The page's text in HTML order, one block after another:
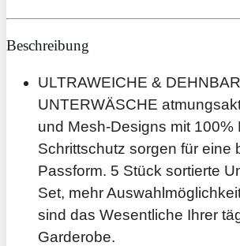
Beschreibung
ULTRAWEICHE &
UNTERWÄSCHE
und Mesh-Designs mit 100%
Schrittschutz sorgen für eine
Passform. 5 Stück sortierte
Set, mehr
sind das Wesentliche Ihrer
Garderobe.